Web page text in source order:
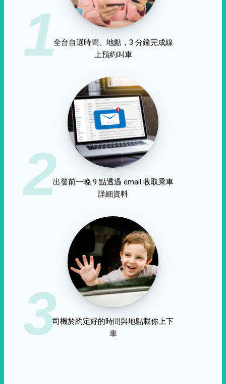
1全台自選時間、地點，3 分鐘完成線
上預約叫車
2出發前一晚 9 點透過 email 收取乘車
詳細資料
3司機於約定好的時間與地點載你上下
車